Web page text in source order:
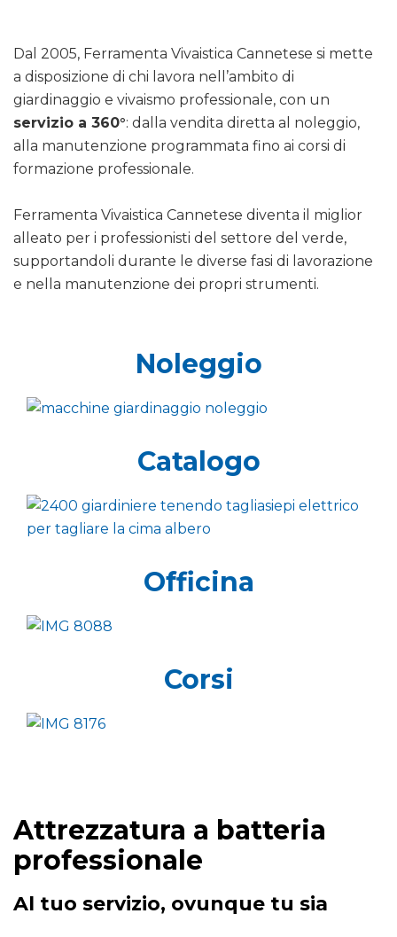
Dal 2005, Ferramenta Vivaistica Cannetese si mette
a disposizione di chi lavora nell’ambito di
giardinaggio e vivaismo professionale, con un
servizio a 360°: dalla vendita diretta al noleggio,
alla manutenzione programmata fino ai corsi di
formazione professionale.
Ferramenta Vivaistica Cannetese diventa il miglior
alleato per i professionisti del settore del verde,
supportandoli durante le diverse fasi di lavorazione
e nella manutenzione dei propri strumenti.
Noleggio
Catalogo
Officina
Corsi
Attrezzatura a batteria
professionale
Al tuo servizio, ovunque tu sia